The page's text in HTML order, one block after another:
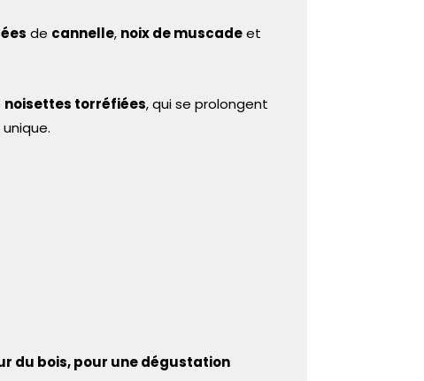
de cannelle, noix de muscadeet
noisettes torréfiées, qui se prolongent
du bois, pour une dégustation